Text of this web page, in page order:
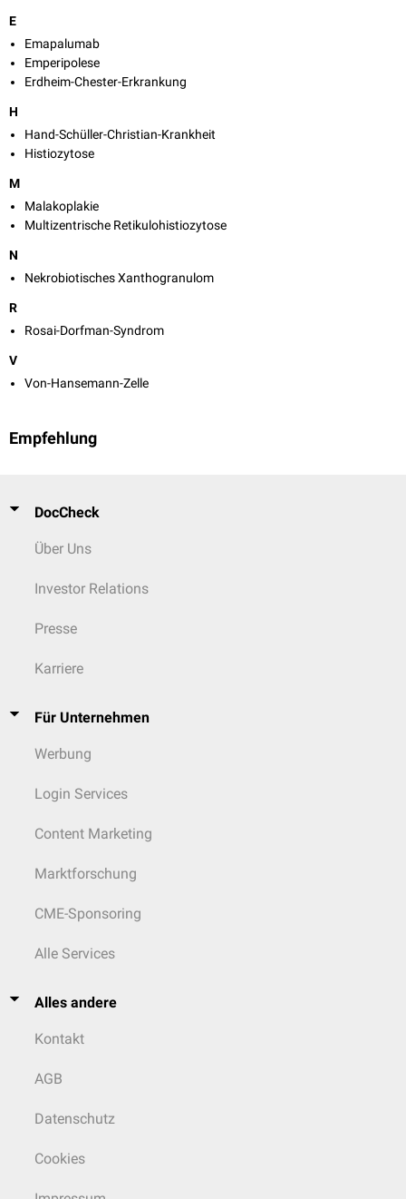
E
Emapalumab
Emperipolese
Erdheim-Chester-Erkrankung
H
Hand-Schüller-Christian-Krankheit
Histiozytose
M
Malakoplakie
Multizentrische Retikulohistiozytose
N
Nekrobiotisches Xanthogranulom
R
Rosai-Dorfman-Syndrom
V
Von-Hansemann-Zelle
Empfehlung
DocCheck
Über Uns
Investor Relations
Presse
Karriere
Für Unternehmen
Werbung
Login Services
Content Marketing
Marktforschung
CME-Sponsoring
Alle Services
Alles andere
Kontakt
AGB
Datenschutz
Cookies